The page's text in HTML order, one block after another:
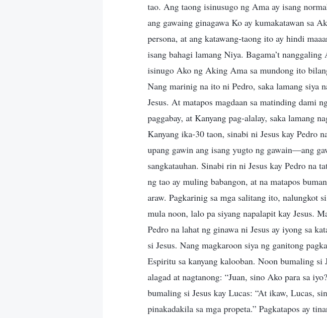
tao. Ang taong isinusugo ng Ama ay isang
ang gawaing ginagawa Ko ay kumakatawan sa
persona, at ang katawang-taong ito ay hindi
isang bahagi lamang Niya. Bagama’t
isinugo Ako ng Aking Ama sa mundong ito
Nang marinig na ito ni Pedro, saka lamang siya
Jesus. At matapos magdaan sa matinding dami
paggabay, at Kanyang pag-alalay, saka lamang
Kanyang ika-30 taon, sinabi ni Jesus kay Pedro
upang gawin ang isang yugto ng gawain—ang
sangkatauhan. Sinabi rin ni Jesus kay Pedro na
ng tao ay muling babangon, at na matapos
araw. Pagkarinig sa mga salitang ito, nalungkot
mula noon, lalo pa siyang napalapit kay Jesus.
Pedro na lahat ng ginawa ni Jesus ay iyong sa
si Jesus. Nang magkaroon siya ng ganitong
Espiritu sa kanyang kalooban. Noon bumaling si
alagad at nagtanong: “Juan, sino Ako para sa
bumaling si Jesus kay Lucas: “At ikaw, Lucas,
pinakadakila sa mga propeta.” Pagkatapos ay